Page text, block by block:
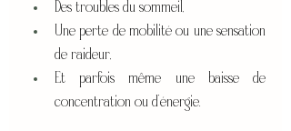
Des troubles du sommeil,
Une perte de mobilité ou une sensation
de raideur,
Et parfois même une baisse de
concentration ou d’énergie.